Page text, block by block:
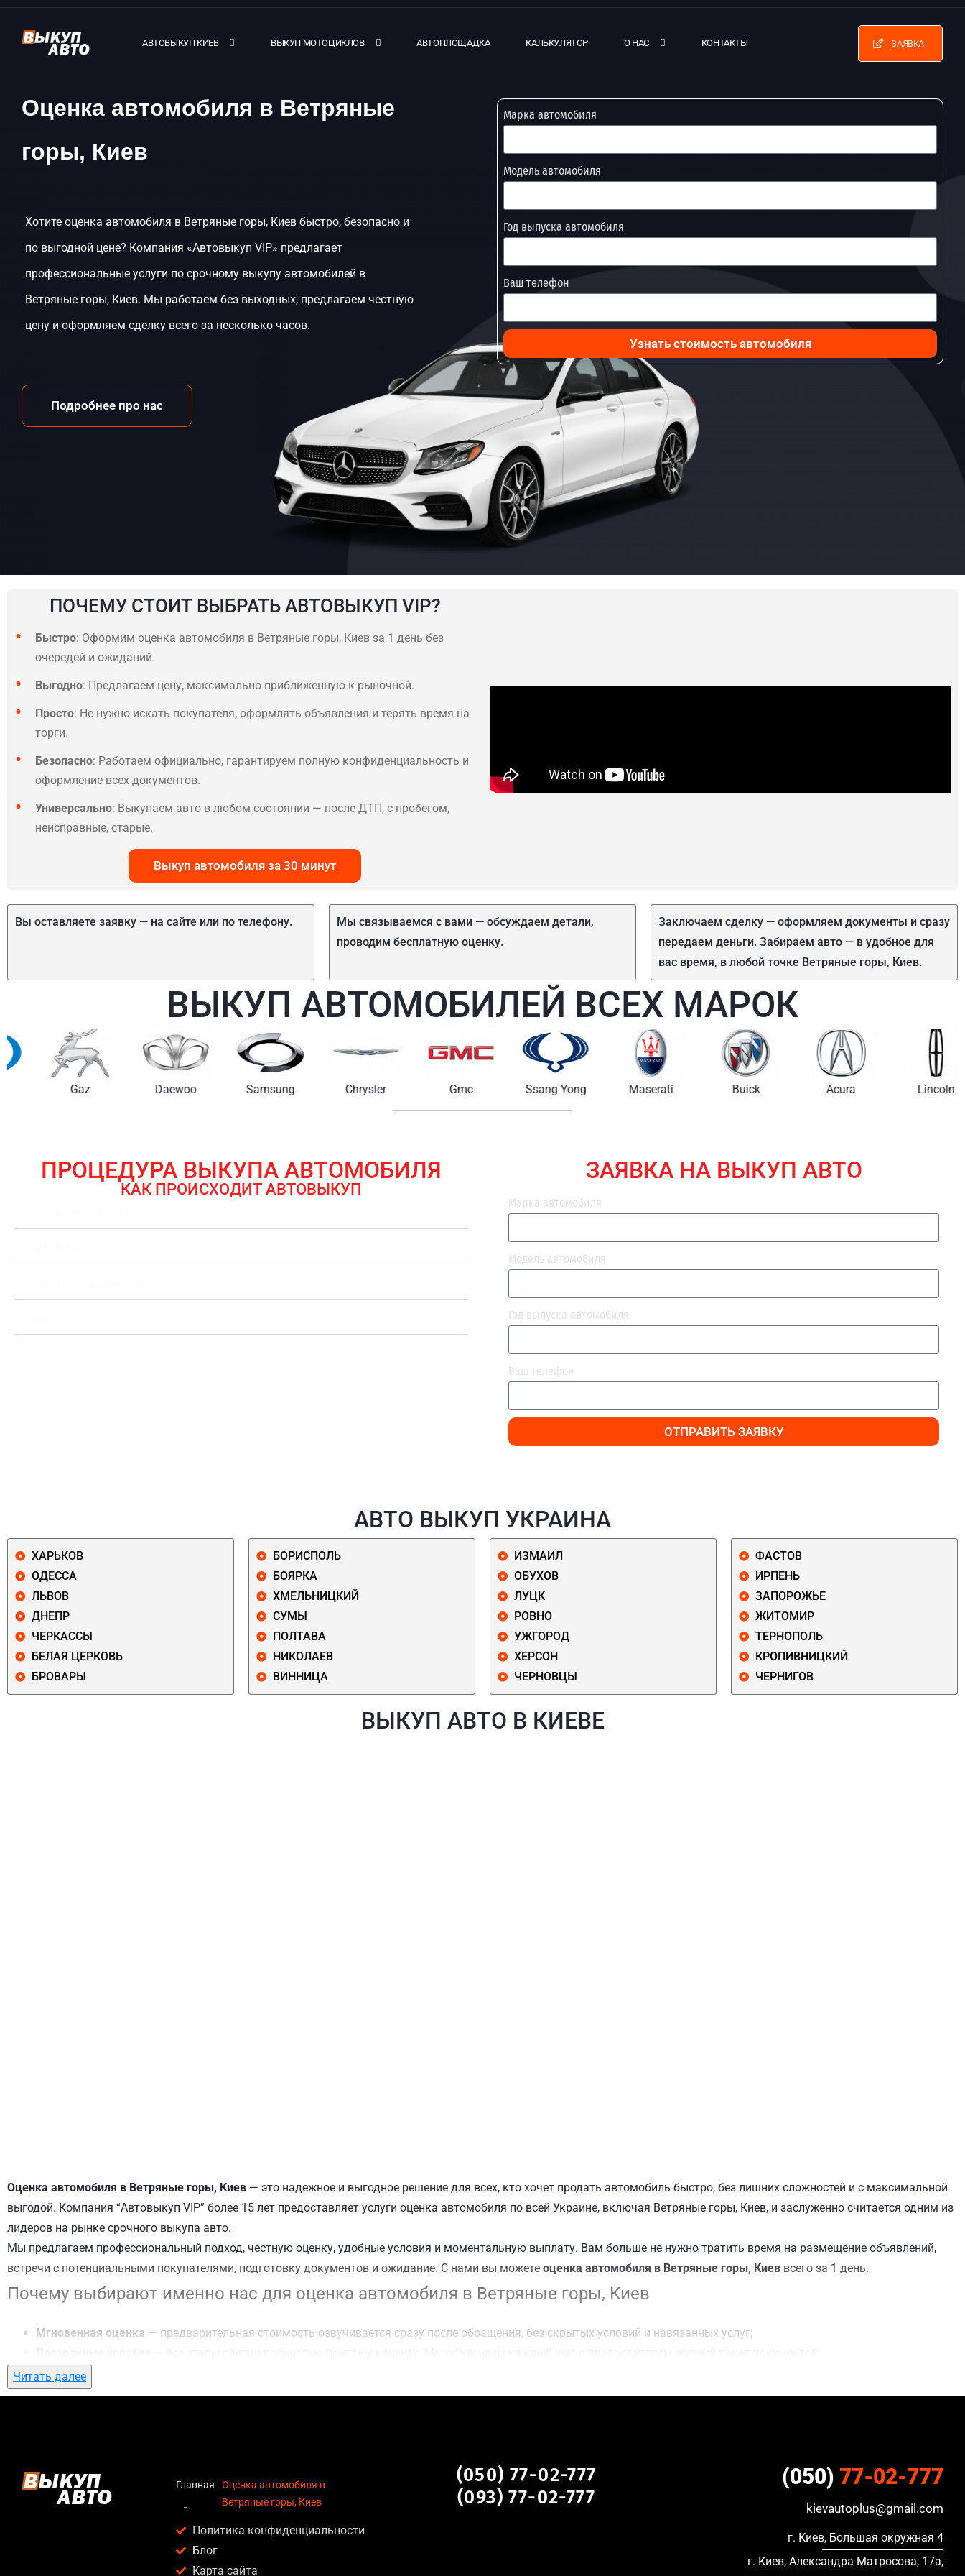
АВТОВЫКУП КИЕВ ВЫКУП МОТОЦИКЛОВ АВТОПЛОЩАДКА КАЛЬКУЛЯТОР О НАС КОНТАКТЫ ЗАЯВКА
Оценка автомобиля в Ветряные
горы, Киев
Хотите оценка автомобиля в Ветряные горы, Киев быстро, безопасно и
по выгодной цене? Компания «Автовыкуп VIP» предлагает
профессиональные услуги по срочному выкупу автомобилей в
Ветряные горы, Киев. Мы работаем без выходных, предлагаем честную
цену и оформляем сделку всего за несколько часов.
Подробнее про нас
Марка автомобиля
Модель автомобиля
Год выпуска автомобиля
Ваш телефон
Узнать стоимость автомобиля
ПОЧЕМУ СТОИТ ВЫБРАТЬ АВТОВЫКУП VIP?
Быстро: Оформим оценка автомобиля в Ветряные горы, Киев за 1 день без
очередей и ожиданий.
Выгодно: Предлагаем цену, максимально приближенную к рыночной.
Просто: Не нужно искать покупателя, оформлять объявления и терять время на
торги.
Безопасно: Работаем официально, гарантируем полную конфиденциальность и
оформление всех документов.
Универсально: Выкупаем авто в любом состоянии — после ДТП, с пробегом,
неисправные, старые.
Выкуп автомобиля за 30 минут
Вы оставляете заявку — на сайте или по телефону.
Мы связываемся с вами — обсуждаем детали,
проводим бесплатную оценку.
Заключаем сделку — оформляем документы и сразу
передаем деньги. Забираем авто — в удобное для
вас время, в любой точке Ветряные горы, Киев.
ВЫКУП АВТОМОБИЛЕЙ ВСЕХ МАРОК
Daewoo Samsung Chrysler Ssang Yong Maserati Buick Acura Lincoln
ПРОЦЕДУРА ВЫКУПА АВТОМОБИЛЯ
КАК ПРОИСХОДИТ АВТОВЫКУП
ЗАЯВКА НА ВЫКУП АВТО
Марка автомобиля
Модель автомобиля
Год выпуска автомобиля
Ваш телефон
ОТПРАВИТЬ ЗАЯВКУ
АВТО ВЫКУП УКРАИНА
ХАРЬКОВ
ОДЕССА
ЛЬВОВ
ДНЕПР
ЧЕРКАССЫ
БЕЛАЯ ЦЕРКОВЬ
БРОВАРЫ
БОРИСПОЛЬ
БОЯРКА
ХМЕЛЬНИЦКИЙ
СУМЫ
ПОЛТАВА
НИКОЛАЕВ
ВИННИЦА
ИЗМАИЛ
ОБУХОВ
ЛУЦК
РОВНО
УЖГОРОД
ХЕРСОН
ЧЕРНОВЦЫ
ФАСТОВ
ИРПЕНЬ
ЗАПОРОЖЬЕ
ЖИТОМИР
ТЕРНОПОЛЬ
КРОПИВНИЦКИЙ
ЧЕРНИГОВ
ВЫКУП АВТО В КИЕВЕ
Оценка автомобиля в Ветряные горы, Киев — это надежное и выгодное решение для всех, кто хочет продать автомобиль быстро, без лишних сложностей и с максимальной
выгодой. Компания “Автовыкуп VIP” более 15 лет предоставляет услуги оценка автомобиля по всей Украине, включая Ветряные горы, Киев, и заслуженно считается одним из
лидеров на рынке срочного выкупа авто.
Мы предлагаем профессиональный подход, честную оценку, удобные условия и моментальную выплату. Вам больше не нужно тратить время на размещение объявлений,
встречи с потенциальными покупателями, подготовку документов и ожидание. С нами вы можете оценка автомобиля в Ветряные горы, Киев всего за 1 день.
Почему выбирают именно нас для оценка автомобиля в Ветряные горы, Киев
Мгновенная оценка — предварительная стоимость озвучивается сразу после обращения, без скрытых условий и навязанных услуг;
Гибкий подход
Честные цены— предлагаем до 95% от рыночной стоимости даже за авто после аварии или с пробегом;
Кому подойдет оценка автомобиля в Ветряные горы, Киев
Услуга оценка автомобиля в Ветряные горы, Киев актуальна для:
Владельцев автомобилей после аварии, когда восстановление экономически нецелесообразно;
Читать далее
Главная
Оценка автомобиля в
Ветряные горы, Киев
Политика конфиденциальности
Блог
Карта сайта
(050) 77-02-777
(093) 77-02-777
(050) 77-02-777
kievautoplus@gmail.com
г. Киев, Большая окружная 4
г. Киев, Александра Матросова, 17а,